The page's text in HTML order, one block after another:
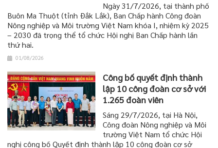
Ngày 31/7/2026, tại thành phố
Buôn Ma Thuột (tỉnh Đắk Lắk), Ban Chấp hành Công đoàn
Nông nghiệp và Môi trường Việt Nam khóa I, nhiệm kỳ 2025
– 2030 đã trọng thể tổ chức Hội nghị Ban Chấp hành lần
thứ hai.
01/08/2026
Công bố quyết định thành
lập 10 công đoàn cơ sở với
1.265 đoàn viên
Sáng 29/7/2026, tại Hà Nội,
Công đoàn Nông nghiệp và Môi
trường Việt Nam tổ chức Hội
nghị công bố Quyết định thành lập 10 công đoàn cơ sở